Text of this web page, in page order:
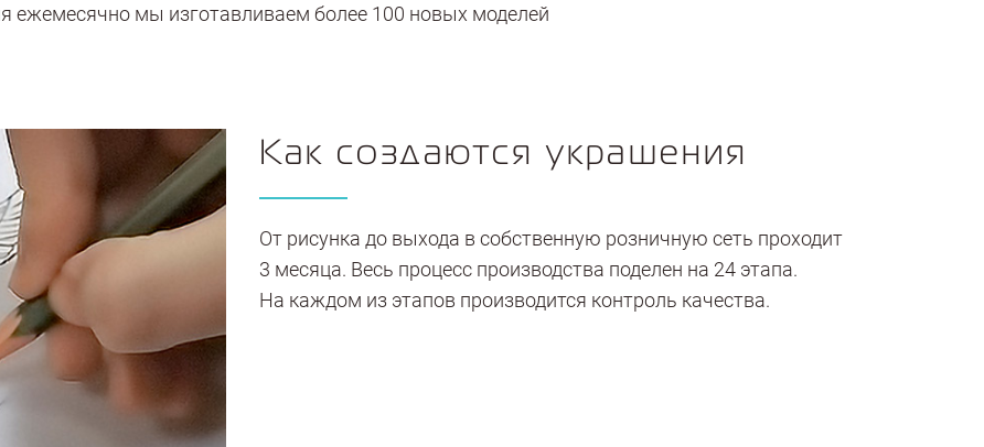
ежемесячно мы изготавливаем более 100 новых моделей
Как создаются украшения
От рисунка до выхода в собственную розничную сеть проходит
3 месяца. Весь процесс производства поделен на 24 этапа.
На каждом из этапов производится контроль качества.